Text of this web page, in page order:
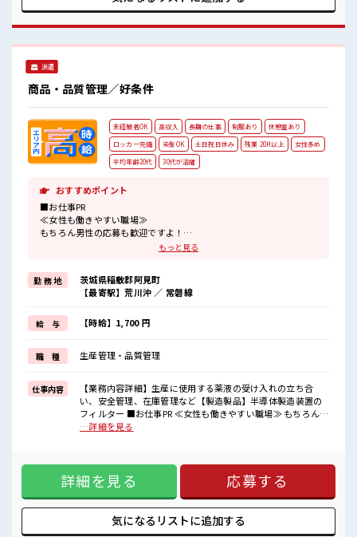
性の方も多数活躍中☆ 明るすぎたり奇抜すぎたりしなければ
車・バイク通勤OK！ もちろん近くに駐車場あります◎1食
350円から頼めるおいしい食堂もあり♪
派遣
商品・品質管理／好条件
未経験者OK 高収入 長期の仕事 制服あり
休憩室あり
ロッカー完備
染髪OK 土日祝日休み 残業 20H以上
女性多め
平均年齢20代
30代が活躍
おすすめポイント
■お仕事PR
≪女性も働きやすい職場≫
もちろん男性の応募も歓迎ですよ！
残業は月20時間以上あります♪
≪完全週休二日制≫
週末は家族や友人と一緒にプライベート満喫！
≪モチベーションもUP≫
派手過ぎなければ髪型や髪色自由♪
(規定有)制服があると毎日の服選びに悩まずOK♪
≪未経験の方も大カンゲイ≫
新しいことにチャレンジするのは不安だけど、
しっかり働く環境が整っています！
イチからスキルUP・ステップUP目指していきましょう！
■職場の雰囲気
女性が多い職場ですが男女は問いません！
≪20代の方が多数活躍中の職場≫
もっと見る
勤 務 地
茨城県稲敷郡阿見町
【最寄駅】荒川沖 ／ 常磐線
給 与 【時給】1,700 円
職 種 生産管理・品質管理
仕事内容
【業務内容詳細】生産に使用する薬液の受け入れの立ち合
い、安全管理、在庫管理など【製造製品】半導体製造装置の
フィルター ■お仕事PR ≪女性も働きやすい職場≫ もちろん男
性の応募も歓迎ですよ！ ≪残業で稼げる≫ 高収入を希望され
チベーションもUP≫ 派手過ぎなければ髪型や髪色自由♪ (規
定有)制服があると毎日の服選びに悩まずOK♪ ≪未経験の方
も大カンゲイ≫ 新しいことにチャレンジするのは不安だけ
ど、 しっかり働く環境が整っています！ イチからスキルUP・
ステップUP目指していきましょう！ ■職場の雰囲気 女性が多
い職場ですが男女は問いません！ 応募お待ちしております！
…詳細を見る
詳細を見る 応募する
気になるリストに追加する